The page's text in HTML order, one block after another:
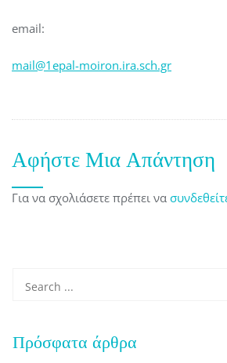
email:
mail@1epal-moiron.ira.sch.gr
Αφήστε Μια Απάντηση
Για να σχολιάσετε πρέπει να
Πρόσφατα άρθρα